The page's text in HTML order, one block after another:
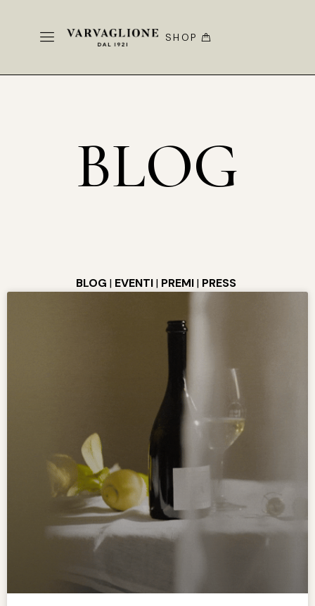
SHOP
BLOG
BLOG | EVENTI| PREMI| PRESS